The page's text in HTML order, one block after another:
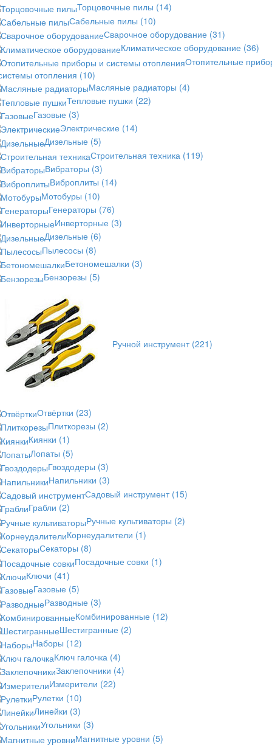
Торцовочные пилы (14)
Сабельные пилы (10)
Сварочное оборудование (31)
Климатическое оборудование (36)
Отопительные
отопления (10)
Масляные радиаторы (4)
Тепловые пушки (22)
Газовые (3)
Электрические (14)
Дизельные (5)
Строительная техника (119)
Вибраторы (3)
Виброплиты (14)
Мотобуры (10)
Генераторы (76)
Инверторные (3)
Дизельные (6)
Пылесосы (8)
Бетономешалки (3)
Бензорезы (5)
Ручной инструмент (221)
Отвёртки (23)
Плиткорезы (2)
Киянки (1)
Лопаты (5)
Гвоздодеры (3)
Напильники (3)
Садовый инструмент (15)
Грабли (2)
Ручные культиваторы (2)
Корнеудалители (1)
Секаторы (8)
Посадочные совки (1)
Ключи (41)
Газовые (5)
Разводные (3)
Комбинированные (12)
Шестигранные (2)
Наборы (12)
Ключ галочка (4)
Заклепочники (4)
Измерители (22)
Рулетки (10)
Линейки (3)
Угольники (3)
Магнитные уровни (5)